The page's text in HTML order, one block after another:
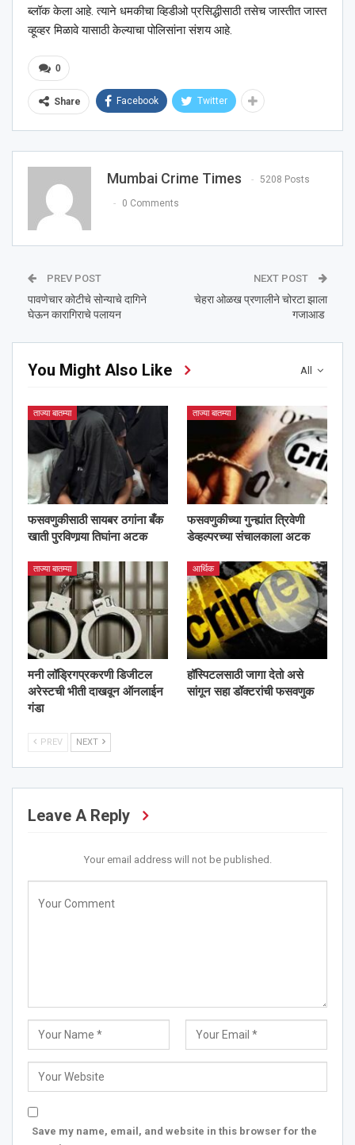
ब्लॉक केला आहे. त्याने धमकीचा व्हिडीओ प्रसिद्धीसाठी तसेच जास्तीत जास्त
व्हूव्हर मिळावे यासाठी केल्याचा पोलिसांना संशय आहे.
0
Share Facebook Twitter
Mumbai Crime Times 5208 Posts
0 Comments
PREV POST
पावणेचार कोटीचे सोन्याचे दागिने
घेऊन कारागिराचे पलायन
NEXT POST
चेहरा ओळख प्रणालीने चोरटा झाला
गजाआड
All
You Might Also Like
ताज्या बातम्या
फसवणुकीसाठी सायबर ठगांना बँक
खाती पुरविणार्‍या तिघांना अटक
ताज्या बातम्या
फसवणुकीच्या गुन्ह्यांत त्रिवेणी
डेव्हल्परच्या संचालकाला अटक
ताज्या बातम्या
मनी लॉड्रिगप्रकरणी डिजीटल
अरेस्टची भीती दाखवून ऑनलाईन
गंडा
आर्थिक
हॉस्पिटलसाठी जागा देतो असे
सांगून सहा डॉक्टरांची फसवणुक
PREV NEXT
Leave A Reply
Your email address will not be published.
Save my name, email, and website in this browser for the